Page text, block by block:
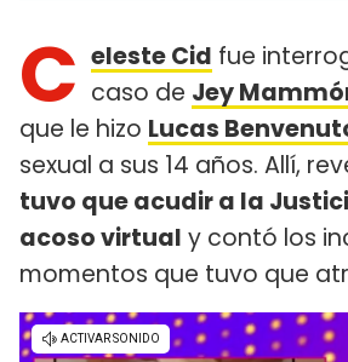
C eleste Cid fue
caso de Jey
que le hizo Lucas
sexual a sus 14 años. Allí,
tuvo que acudir a la
acoso virtual y contó los
momentos que tuvo que